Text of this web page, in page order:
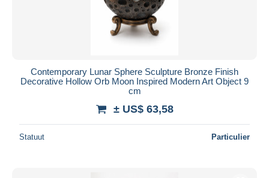
Contemporary Lunar Sphere Sculpture Bronze Finish
Decorative Hollow Orb Moon Inspired Modern Art Object 9
cm
± US$ 63,58
Statuut Particulier